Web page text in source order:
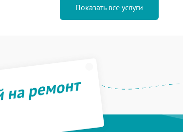
Показать все услуги
ремонт